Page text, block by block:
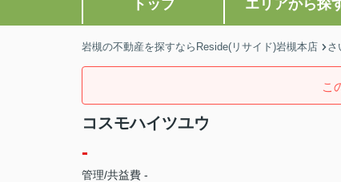
トップ エリアから探
岩槻の不動産を探すならReside(リサイド)岩槻本店 さ
こ
コスモハイツユウ
-
管理/共益費 -